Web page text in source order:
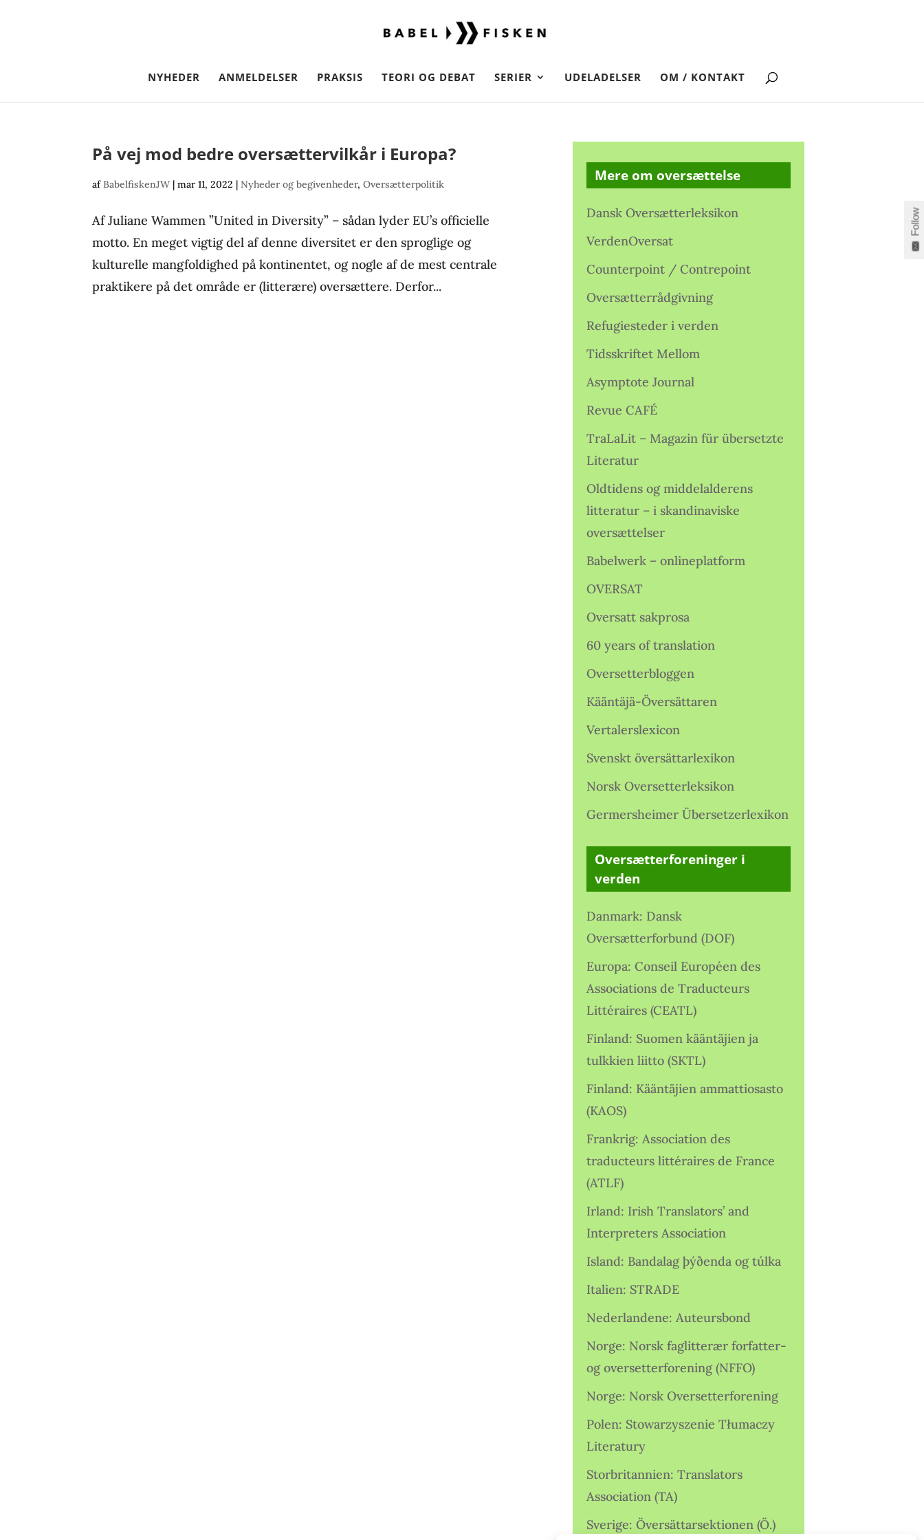
NYHEDER ANMELDELSER PRAKSIS TEORI OG DEBAT SERIER UDELADELSER OM / KONTAKT
På vej mod bedre oversættervilkår i Europa?
afBabelfiskenJW |mar 11, 2022 |Nyheder og begivenheder,Oversætterpolitik
Af Juliane Wammen ”United in Diversity” – sådan lyder EU’s officielle
motto. En meget vigtig del af denne diversitet er den sproglige og
kulturelle mangfoldighed på kontinentet, og nogle af de mest centrale
praktikere på det område er (litterære) oversættere. Derfor...
Mere om oversættelse
Dansk Oversætterleksikon
VerdenOversat
Counterpoint / Contrepoint
Oversætterrådgivning
Refugiesteder i verden
Tidsskriftet Mellom
Asymptote Journal
Revue CAFÉ
TraLaLit – Magazin für übersetzte
Literatur
Oldtidens og middelalderens
litteratur – i skandinaviske
oversættelser
Babelwerk – onlineplatform
OVERSAT
Oversatt sakprosa
60 years of translation
Oversetterbloggen
Kääntäjä-Översättaren
Vertalerslexicon
Svenskt översättarlexikon
Norsk Oversetterleksikon
Germersheimer Übersetzerlexikon
Oversætterforeninger i
verden
Danmark: Dansk
Oversætterforbund (DOF)
Europa: Conseil Européen des
Associations de Traducteurs
Littéraires (CEATL)
Finland: Suomen kääntäjien ja
tulkkien liitto (SKTL)
Finland: Kääntäjien ammattiosasto
(KAOS)
Frankrig: Association des
traducteurs littéraires de France
(ATLF)
Irland: Irish Translators’ and
Interpreters Association
Island: Bandalag þýðenda og túlka
Italien: STRADE
Nederlandene: Auteursbond
Norge: Norsk faglitterær forfatter-
og oversetterforening (NFFO)
Norge: Norsk Oversetterforening
Polen: Stowarzyszenie Tłumaczy
Literatury
Storbritannien: Translators
Association (TA)
Sverige: Översättarsektionen (Ö.)
Follow